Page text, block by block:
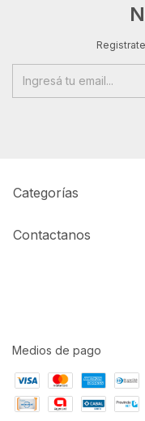
Categorías
Contactanos
Medios de pago